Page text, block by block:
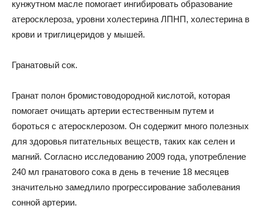
кунжутном масле помогает ингибировать образование
атеросклероза, уровни холестерина ЛПНП, холестерина в
крови и триглицеридов у мышей.
Гранатовый сок.
Гранат полон бромистоводородной кислотой, которая
помогает очищать артерии естественным путем и
бороться с атеросклерозом. Он содержит много полезных
для здоровья питательных веществ, таких как селен и
магний. Согласно исследованию 2009 года, употребление
240 мл гранатового сока в день в течение 18 месяцев
значительно замедлило прогрессирование заболевания
сонной артерии.